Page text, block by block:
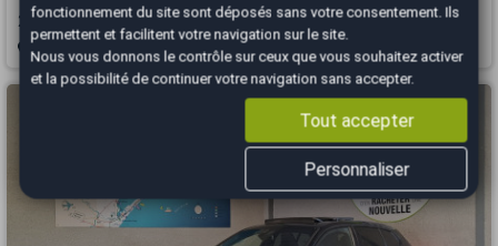
2018 146000 km DIESEL Manuelle
Thionville - 57100
fonctionnement du site sont déposés sans votre consentement. Ils
permettent et facilitent votre navigation sur le site.
Nous vous donnons le contrôle sur ceux que vous souhaitez activer
et la possibilité de continuer votre navigation sans accepter.
Tout accepter
Personnaliser